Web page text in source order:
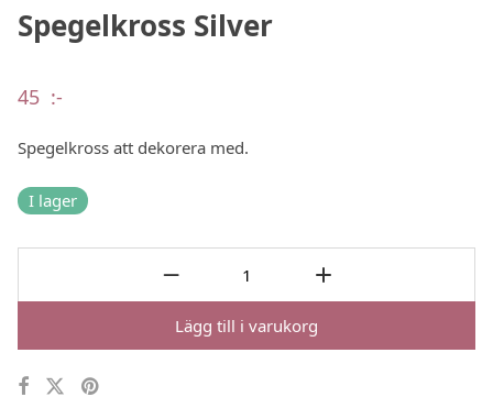
Spegelkross Silver
45 :-
Spegelkross att dekorera med.
I lager
Lägg till i varukorg